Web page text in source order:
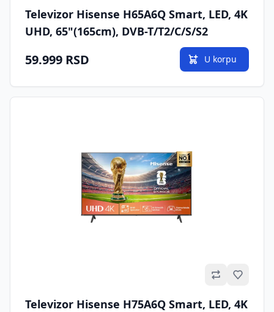
Televizor Hisense H65A6Q Smart, LED, 4K
UHD, 65"(165cm), DVB-T/T2/C/S/S2
59.999 RSD U korpu
Televizor Hisense H75A6Q Smart, LED, 4K